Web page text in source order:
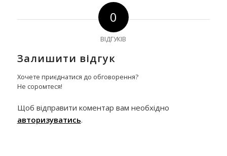
0
ВІДГУКІВ
Залишити відгук
Хочете приєднатися до обговорення?
Не соромтеся!
Щоб відправити коментар вам необхідно
авторизуватись.